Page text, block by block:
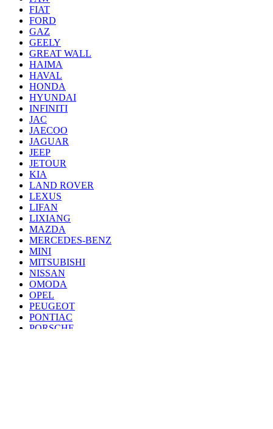
FIAT
FORD
GAZ
GEELY
GREAT WALL
HAIMA
HAVAL
HONDA
HYUNDAI
INFINITI
JAC
JAECOO
JAGUAR
JEEP
JETOUR
KIA
LAND ROVER
LEXUS
LIFAN
LIXIANG
MAZDA
MERCEDES-BENZ
MINI
MITSUBISHI
NISSAN
OMODA
OPEL
PEUGEOT
PONTIAC
PORSCHE